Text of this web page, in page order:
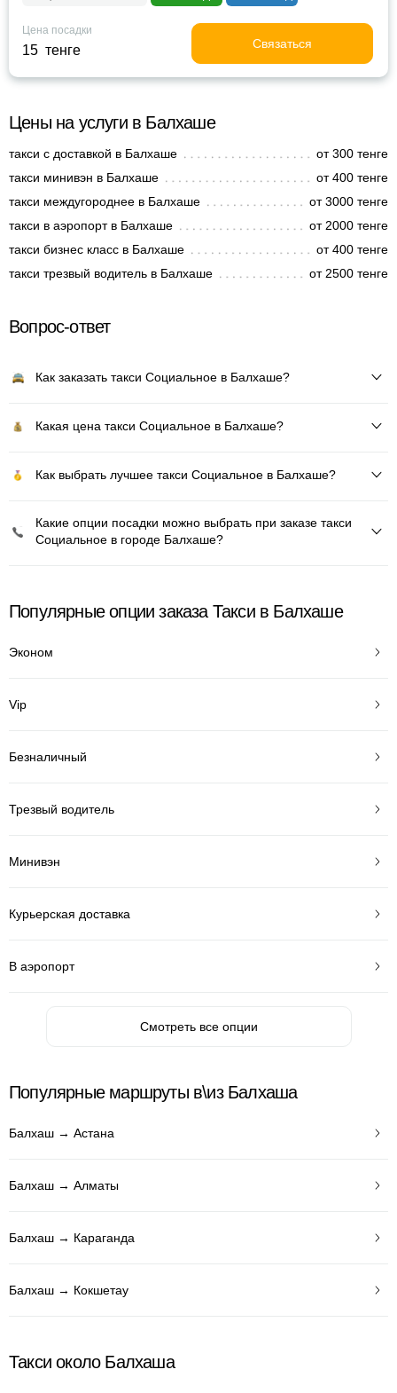
Цена посадки
15 тенге Связаться
Цены на услуги в Балхаше
такси с доставкой в Балхаше
от 300 тенге
такси минивэн в Балхаше
от 400 тенге
такси междугороднее в Балхаше
от 3000 тенге
такси в аэропорт в Балхаше
от 2000 тенге
такси бизнес класс в Балхаше
от 400 тенге
такси трезвый водитель в Балхаше
от 2500 тенге
Вопрос-ответ
Как заказать такси Социальное в Балхаше?
Какая цена такси Социальное в Балхаше?
Как выбрать лучшее такси Социальное в Балхаше?
Какие опции посадки можно выбрать при заказе такси
Социальное в городе Балхаше?
Популярные опции заказа Такси в Балхаше
Эконом
Vip
Безналичный
Трезвый водитель
Минивэн
Курьерская доставка
В аэропорт
Смотреть все опции
Популярные маршруты в\из Балхаша
Балхаш → Астана
Балхаш → Алматы
Балхаш → Караганда
Балхаш → Кокшетау
Такси около Балхаша